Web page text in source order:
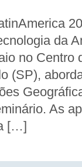
da
no Centro
(SP),
As
[…]